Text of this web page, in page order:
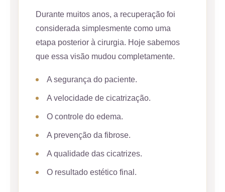
Durante muitos anos, a recuperação foi
considerada simplesmente como uma
etapa posterior à cirurgia. Hoje sabemos
que essa visão mudou completamente.
A segurança do paciente.
A velocidade de cicatrização.
O controle do edema.
A prevenção da fibrose.
A qualidade das cicatrizes.
O resultado estético final.